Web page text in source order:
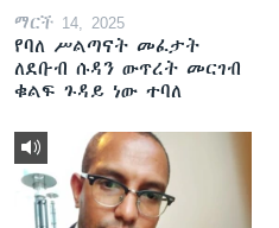
ማርች 14, 2025
የባለ ሥልጣናት መፈታት
ለደቡብ ሱዳን ውጥረት መርገብ
ቁልፍ ጉዳይ ነው ተባለ